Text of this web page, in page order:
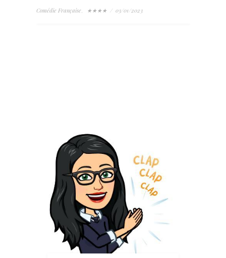
Comédie Française, ★★★★ / 03/01/2023